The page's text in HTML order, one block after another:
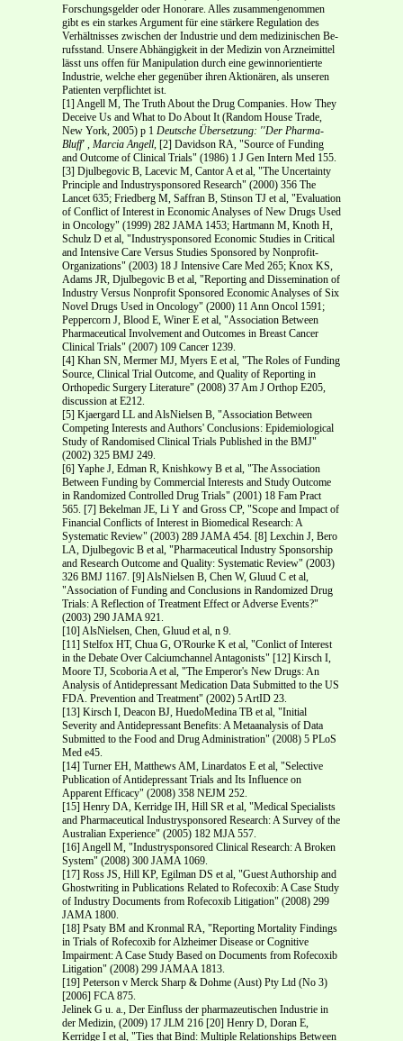
Forschungsgelder oder Honorare. Alles zusammengenommen
gibt es ein starkes Argument für eine stärkere Regulation des
Verhältnisses zwischen der Industrie und dem medizinischen Be­
rufsstand. Unsere Abhängigkeit in der Medizin von Arzneimittel
lässt uns offen für Manipulation durch eine gewinnorientierte
Industrie, welche eher gegenüber ihren Aktionären, als unseren
Patien­ten verpflichtet ist.
[1] Angell M, The Truth About the Drug Companies. How They
Deceive Us and What to Do About It (Random House Trade,
New York, 2005) p 1 Deutsche Übersetzung: ''Der Pharma­
Bluff' , Marcia Angell, [2] Davidson RA, "Source of Funding
and Outcome of Clinical Trials" (1986) 1 J Gen Intern Med 155.
[3] Djulbegovic B, Lacevic M, Cantor A et al, "The Uncertainty
Principle and Industry­sponsored Research" (2000) 356 The
Lancet 635; Friedberg M, Saffran B, Stinson TJ et al, "Evaluation
of Conflict of Interest in Economic Analyses of New Drugs Used
in Oncology" (1999) 282 JAMA 1453; Hartmann M, Knoth H,
Schulz D et al, "Industry­sponsored Economic Studies in Critical
and Intensive Care Versus Studies Sponsored by Nonprofit­
Organizations" (2003) 18 J Intensive Care Med 265; Knox KS,
Adams JR, Djulbegovic B et al, "Reporting and Dissemination of
Industry Versus Non­profit Sponsored Economic Analyses of Six
Novel Drugs Used in Oncology" (2000) 11 Ann Oncol 1591;
Peppercorn J, Blood E, Winer E et al, "Association Between
Pharmaceutical Involvement and Outcomes in Breast Cancer
Clinical Trials" (2007) 109 Cancer 1239.
[4] Khan SN, Mermer MJ, Myers E et al, "The Roles of Funding
Source, Clinical Trial Outcome, and Quality of Reporting in
Orthopedic Surgery Literature" (2008) 37 Am J Orthop E205,
discussion at E212.
[5] Kjaergard LL and Als­Nielsen B, "Association Between
Competing Interests and Authors' Conclusions: Epidemiological
Study of Randomised Clinical Trials Published in the BMJ"
(2002) 325 BMJ 249.
[6] Yaphe J, Edman R, Knishkowy B et al, "The Association
Between Funding by Commercial Interests and Study Outcome
in Randomized Controlled Drug Trials" (2001) 18 Fam Pract
565. [7] Bekelman JE, Li Y and Gross CP, "Scope and Impact of
Financial Conflicts of Interest in Biomedical Research: A
Systematic Review" (2003) 289 JAMA 454. [8] Lexchin J, Bero
LA, Djulbegovic B et al, "Pharmaceutical Industry Sponsorship
and Research Outcome and Quality: Systematic Review" (2003)
326 BMJ 1167. [9] Als­Nielsen B, Chen W, Gluud C et al,
"Association of Funding and Conclusions in Randomized Drug
Trials: A Reflection of Treatment Effect or Adverse Events?"
(2003) 290 JAMA 921.
[10] Als­Nielsen, Chen, Gluud et al, n 9.
[11] Stelfox HT, Chua G, O'Rourke K et al, "Conlict of Interest
in the Debate Over Calcium­channel Antagonists" [12] Kirsch I,
Moore TJ, Scoboria A et al, "The Emperor's New Drugs: An
Analysis of Antidepressant Medication Data Submitted to the US
FDA. Prevention and Treatment" (2002) 5 ArtID 23.
[13] Kirsch I, Deacon BJ, Huedo­Medina TB et al, "Initial
Severity and Antidepressant Benefits: A Meta­analysis of Data
Submitted to the Food and Drug Administration" (2008) 5 PLoS
Med e45.
[14] Turner EH, Matthews AM, Linardatos E et al, "Selective
Publication of Antidepressant Trials and Its Influence on
Apparent Efficacy" (2008) 358 NEJM 252.
[15] Henry DA, Kerridge IH, Hill SR et al, "Medical Specialists
and Pharmaceutical Industry­sponsored Research: A Survey of the
Australian Experience" (2005) 182 MJA 557.
[16] Angell M, "Industry­sponsored Clinical Research: A Broken
System" (2008) 300 JAMA 1069.
[17] Ross JS, Hill KP, Egilman DS et al, "Guest Authorship and
Ghostwriting in Publications Related to Rofecoxib: A Case Study
of Industry Documents from Rofecoxib Litigation" (2008) 299
JAMA 1800.
[18] Psaty BM and Kronmal RA, "Reporting Mortality Findings
in Trials of Rofecoxib for Alzheimer Disease or Cognitive
Impairment: A Case Study Based on Documents from Rofecoxib
Litigation" (2008) 299 JAMAA 1813.
[19] Peterson v Merck Sharp & Dohme (Aust) Pty Ltd (No 3)
[2006] FCA 875.
Jelinek G u. a., Der Einfluss der pharmazeutischen Industrie in
der Medizin, (2009) 17 JLM 216 [20] Henry D, Doran E,
Kerridge I et al, "Ties that Bind: Multiple Relationships Between